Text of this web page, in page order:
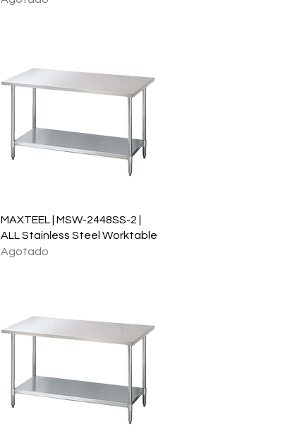
Vista rápida
MAXTEEL | MSW-2448SS-2 |
ALL Stainless Steel Worktable
Agotado